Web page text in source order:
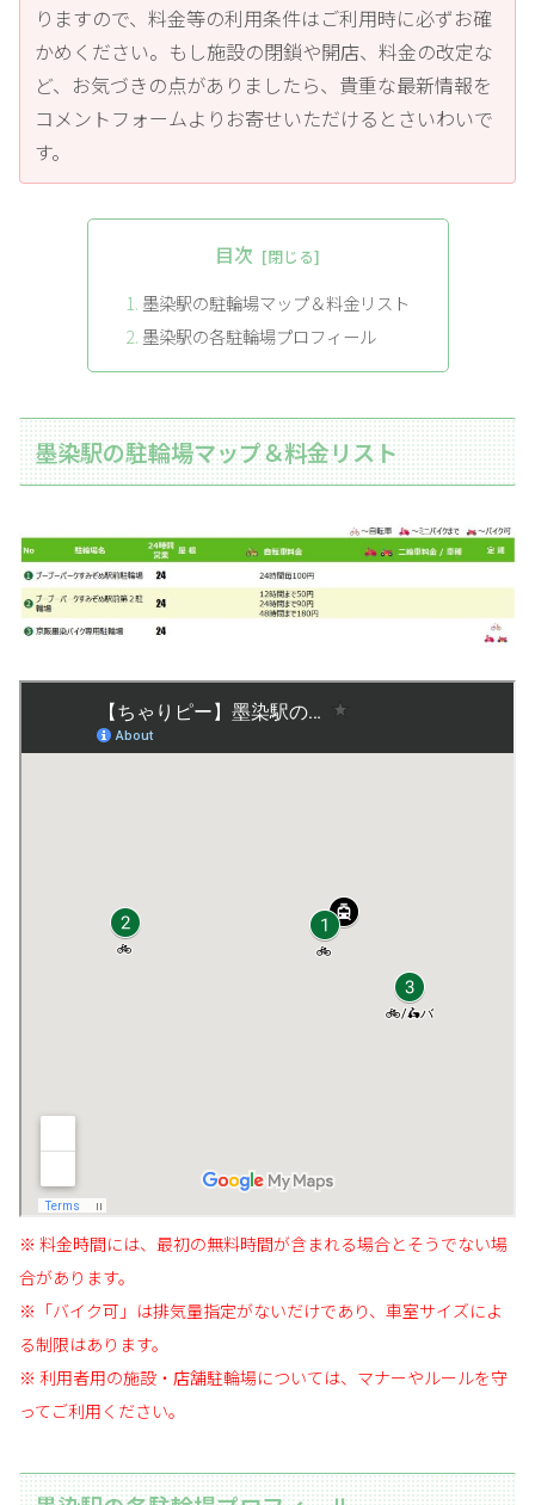
りますので、料金等の利用条件はご利用時に必ずお確
かめください。もし施設の閉鎖や開店、料金の改定な
ど、お気づきの点がありましたら、貴重な最新情報を
コメントフォームよりお寄せいただけるとさいわいで
す。
目次
墨染駅の駐輪場マップ＆料金リスト
墨染駅の各駐輪場プロフィール
墨染駅の駐輪場マップ＆料金リスト
※ 料金時間には、最初の無料時間が含まれる場合とそうでない場
合があります。
※「バイク可」は排気量指定がないだけであり、車室サイズによ
る制限はあります。
※ 利用者用の施設・店舗駐輪場については、マナーやルールを守
ってご利用ください。